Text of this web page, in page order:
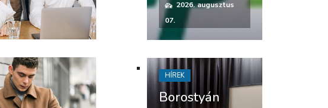
2026. augusztus
07.
Borostyán
HÍREK